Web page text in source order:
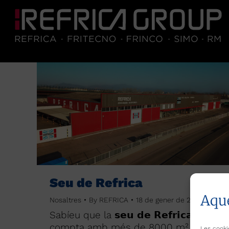
Seu de Refrica
Nosaltres By REFRICA 18 de gener de 2022
Sabíeu que la 𝘀𝗲𝘂 𝗱𝗲 𝗥𝗲𝗳𝗿𝗶𝗰𝗮